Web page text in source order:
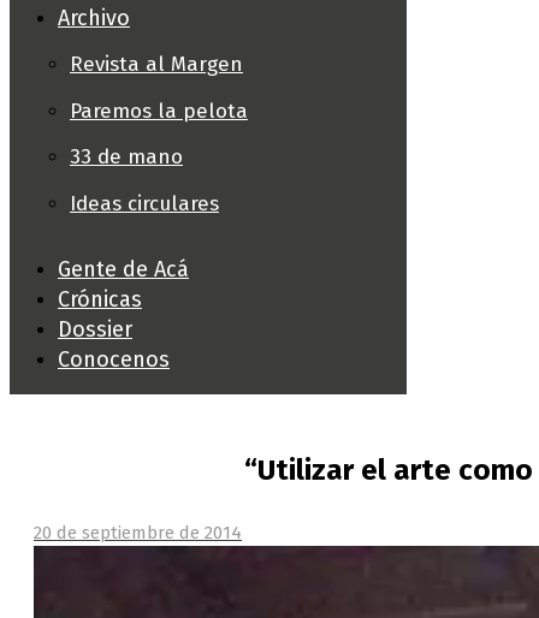
Archivo
Revista al Margen
Paremos la pelota
33 de mano
Ideas circulares
Gente de Acá
Crónicas
Dossier
Conocenos
“Utilizar el arte
20 de septiembre de 2014